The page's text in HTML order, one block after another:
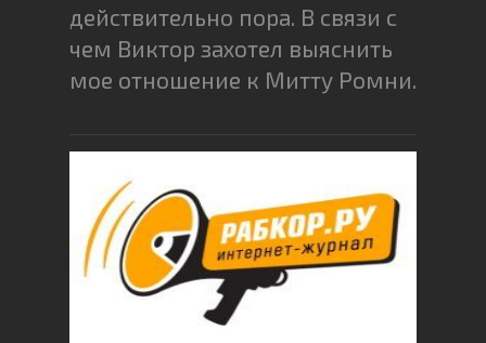
действительно пора. В связи с
чем Виктор захотел выяснить
мое отношение к Митту Ромни.